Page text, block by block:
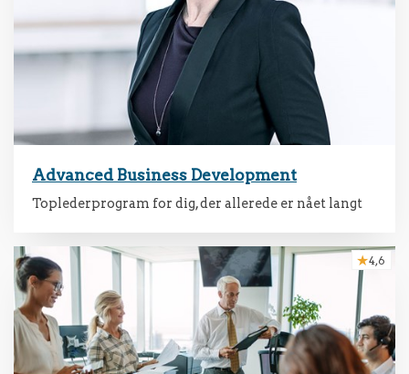
Advanced Business Development
Toplederprogram for dig, der allerede er nået langt
4,6